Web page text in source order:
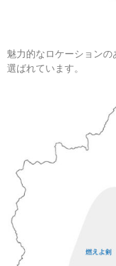
魅力的なロケーション
選ばれています。